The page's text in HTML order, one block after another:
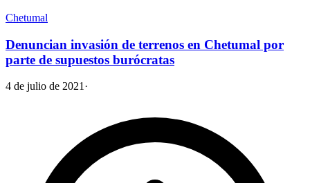
Chetumal
Denuncian invasión de terrenos en Chetumal por
parte de supuestos burócratas
4 de julio de 2021 ·